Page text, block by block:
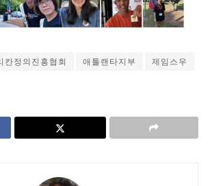
칸정의진흥협회 애틀랜타지부
제임스우